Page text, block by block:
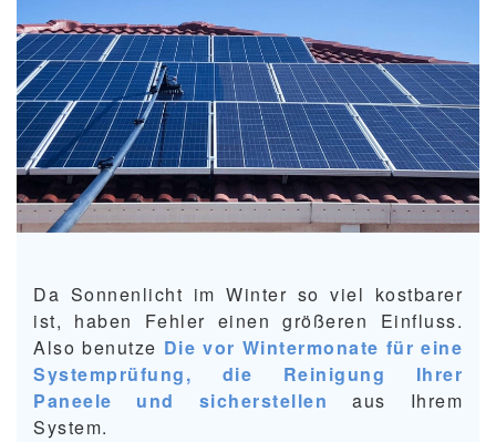
Da Sonnenlicht im Winter so viel kostbarer
ist, haben Fehler einen größeren Einfluss.
Also benutze Die vor Wintermonate für eine
Systemprüfung, die Reinigung Ihrer
Paneele und sicherstellen aus Ihrem
System.